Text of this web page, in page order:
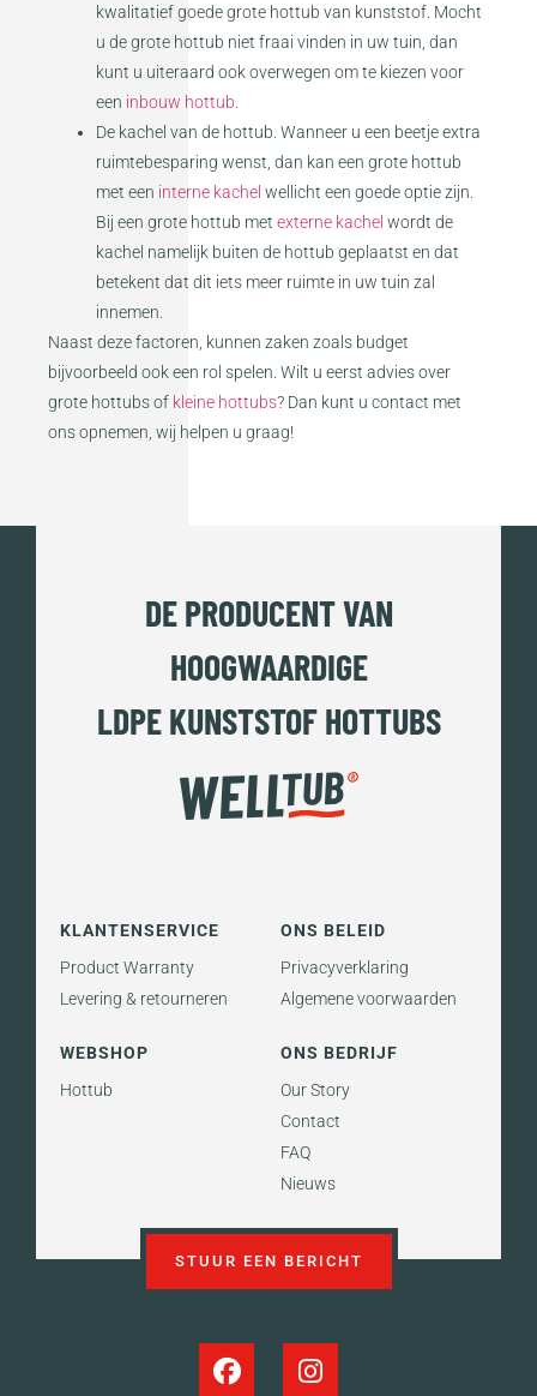
kwalitatief goede grote hottub van kunststof. Mocht
u de grote hottub niet fraai vinden in uw tuin, dan
kunt u uiteraard ook overwegen om te kiezen voor
een inbouw hottub
De kachel van de hottub. Wanneer u een beetje extra
ruimtebesparing wenst, dan kan een grote hottub
met een interne kachel wellicht een goede optie zijn.
Bij een grote hottub met externe kachel wordt de
kachel namelijk buiten de hottub geplaatst en dat
betekent dat dit iets meer ruimte in uw tuin zal
innemen.
Naast deze factoren, kunnen zaken zoals budget
bijvoorbeeld ook een rol spelen. Wilt u eerst advies over
grote hottubs of kleine hottubs? Dan kunt u contact met
ons opnemen, wij helpen u graag!
DE PRODUCENT VAN
HOOGWAARDIGE
LDPE KUNSTSTOF HOTTUBS
KLANTENSERVICE
Product Warranty
Levering & retourneren
ONS BELEID
Privacyverklaring
Algemene voorwaarden
WEBSHOP
Hottub
ONS BEDRIJF
Our Story
Contact
FAQ
Nieuws
STUUR EEN BERICHT